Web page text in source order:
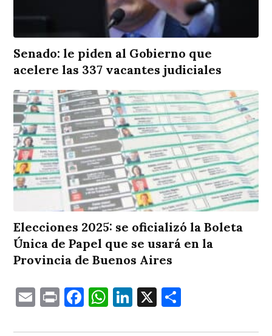
Senado: le piden al Gobierno que
acelere las 337 vacantes judiciales
Elecciones 2025: se oficializó la Boleta
Única de Papel que se usará en la
Provincia de Buenos Aires
EmailPrintFacebook
WhatsApp
LinkedIn
X